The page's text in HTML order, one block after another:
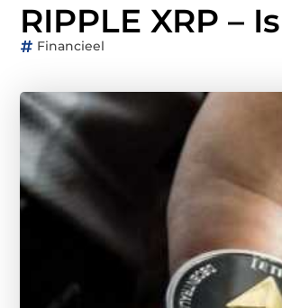
RIPPLE XRP –
Financieel